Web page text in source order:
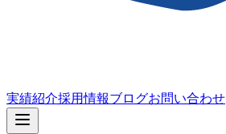
実績紹介採用情報ブログお問い合わせ